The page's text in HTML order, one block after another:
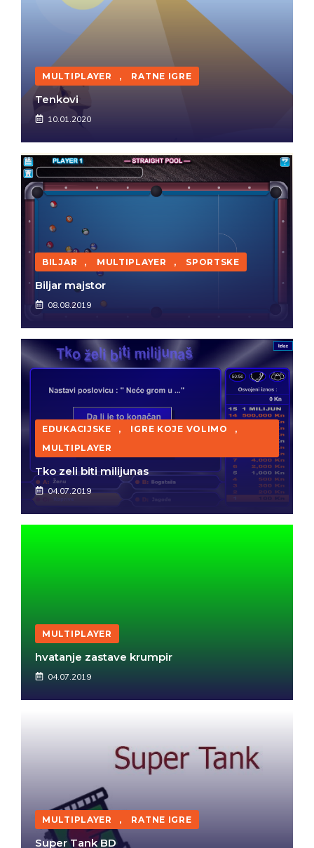
MULTIPLAYER , RATNE IGRE
Tenkovi
10.01.2020
BILJAR , MULTIPLAYER , SPORTSKE
Biljar majstor
08.08.2019
EDUKACIJSKE , IGRE KOJE VOLIMO
,
MULTIPLAYER
Tko zeli biti milijunas
04.07.2019
MULTIPLAYER
hvatanje zastave krumpir
04.07.2019
MULTIPLAYER , RATNE IGRE
Super Tank BD